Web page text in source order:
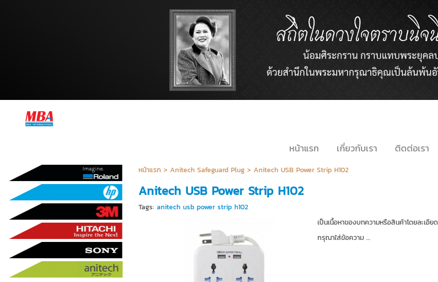
หน้าแรก เกี่ยวกับเรา ติดต่อเรา
หน้าแรก > Anitech Safeguard Plug> Anitech USB Power Strip H102
Anitech USB Power Strip H102
Tags:anitech usb power strip h102
เป็นเนื้อหาของบทความหรือสินค้าโดยละเอียด
กรุณาใส่ข้อความ …